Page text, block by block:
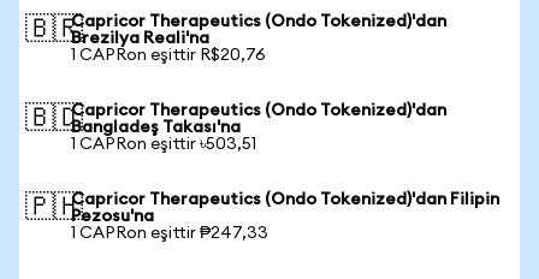
🇧🇷Capricor Therapeutics (Ondo Tokenized)'dan
Brezilya Reali'na
1 CAPRon eşittir R$20,76
🇧🇩Capricor Therapeutics (Ondo Tokenized)'dan
Bangladeş Takası'na
1 CAPRon eşittir ৳503,51
🇵🇭Capricor Therapeutics (Ondo Tokenized)'dan Filipin
Pezosu'na
1 CAPRon eşittir ₱247,33